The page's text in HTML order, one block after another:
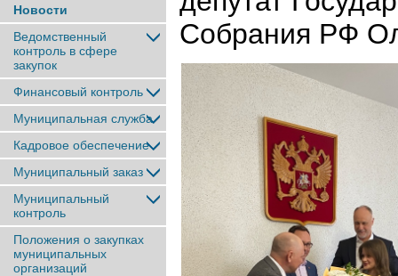
Новости
Ведомственный
контроль в сфере
закупок
Финансовый контроль
Муниципальная служба
Кадровое обеспечение
Муниципальный заказ
Муниципальный
контроль
Положения о закупках
муниципальных
организаций
Собрания РФ